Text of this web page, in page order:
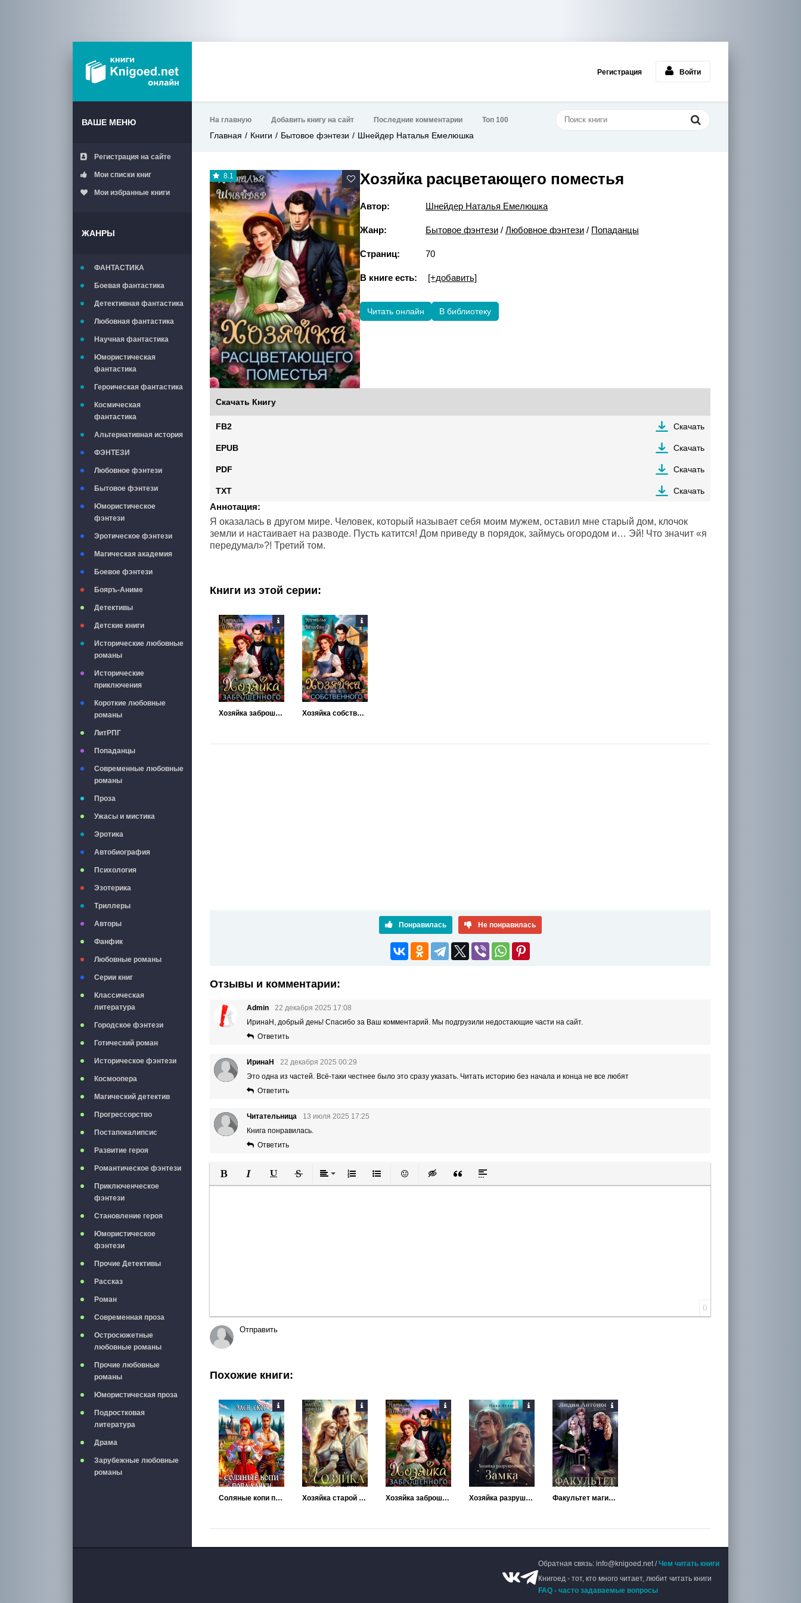
Регистрация Войти
ВАШЕ МЕНЮ
Регистрация на сайте
Мои списки книг
Мои избранные книги
ЖАНРЫ
ФАНТАСТИКА
Боевая фантастика
Детективная фантастика
Любовная фантастика
Научная фантастика
Юмористическая
фантастика
Героическая фантастика
Космическая
фантастика
Альтернативная история
ФЭНТЕЗИ
Любовное фэнтези
Бытовое фэнтези
Юмористическое
фэнтези
Эротическое фэнтези
Магическая академия
Боевое фэнтези
Бояръ-Аниме
Детективы
Детские книги
Исторические любовные
романы
Исторические
приключения
Короткие любовные
романы
ЛитРПГ
Попаданцы
Современные любовные
романы
Проза
Ужасы и мистика
Эротика
Автобиография
Психология
Эзотерика
Триллеры
Авторы
Фанфик
Любовные романы
Серии книг
Классическая
литература
Городское фэнтези
Готический роман
Историческое фэнтези
Космоопера
Магический детектив
Прогрессорство
Постапокалипсис
Развитие героя
Романтическое фэнтези
Приключенческое
фэнтези
Становление героя
Юмористическое
фэнтези
Прочие Детективы
Рассказ
Роман
Современная проза
Остросюжетные
любовные романы
Прочие любовные
романы
Юмористическая проза
Подростковая
литература
Драма
Зарубежные любовные
романы
На главную Добавить книгу на сайт Последние комментарии Топ 100
Главная Книги Бытовое фэнтези Шнейдер Наталья Емелюшка
8.1 Хозяйка расцветающего поместья
Автор: Шнейдер Наталья Емелюшка
Жанр: Бытовое фэнтези / Любовное фэнтези / Попаданцы
Страниц: 70
В книге есть: [+добавить]
Читать онлайн В библиотеку
Скачать Книгу
FB2 Скачать
EPUB Скачать
PDF Скачать
TXT Скачать
Аннотация:
Я оказалась в другом мире. Человек, который называет себя моим мужем, оставил мне старый дом, клочок
земли и настаивает на разводе. Пусть катится! Дом приведу в порядок, займусь огородом и… Эй! Что значит «я
передумал»?! Третий том.
Книги из этой серии:
Хозяйка заброшенного поместья Хозяйка собственного поместья
Понравилась Не понравилась
Отзывы и комментарии:
Admin
22 декабря 2025 17:08
ИринаН, добрый день! Спасибо за Ваш комментарий. Мы подгрузили недостающие части на сайт.
Ответить
ИринаН
22 декабря 2025 00:29
Это одна из частей. Всё-таки честнее было это сразу указать. Читать историю без начала и конца не все любят
Ответить
Читательница
13 июля 2025 17:25
Книга понравилась.
Ответить
Полужирный
КурсивПодчеркнутый
ЗачеркнутыйВыравнивание
Нумерованный список
Маркированный список
Вставить смайлик
Вставка скрытого текста
Вставка цитаты
Вставка спойлера
0
Отправить
Похожие книги:
Соляные копи попаданки Хозяйка старой пасеки Хозяйка заброшенного поместья Хозяйка разрушенного замка, или попаданкам больше не наливать Факультет магии крови
Обратная связь: info@knigoed.net /Чем читать книги
Книгоед - тот, кто много читает, любит читать книги
FAQ - часто задаваемые вопросы